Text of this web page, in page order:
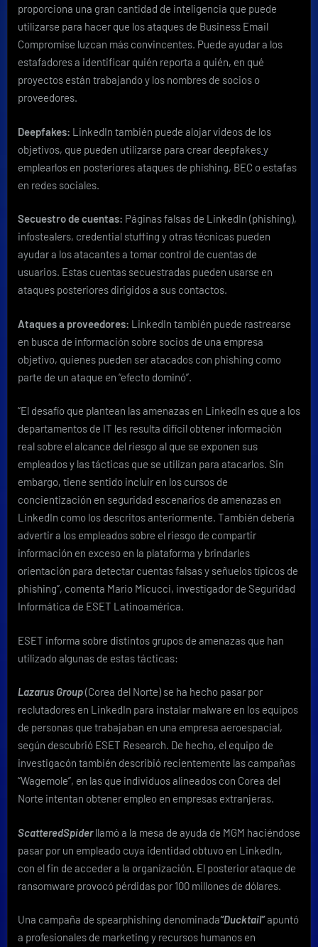
proporciona una gran cantidad de inteligencia que puede
utilizarse para hacer que los ataques de Business Email
Compromise luzcan más convincentes. Puede ayudar a los
estafadores a identificar quién reporta a quién, en qué
proyectos están trabajando y los nombres de socios o
proveedores.
Deepfakes: LinkedIn también puede alojar videos de los
objetivos, que pueden utilizarse para crear deepfakesy
emplearlos en posteriores ataques de phishing, BEC o estafas
en redes sociales.
Secuestro de cuentas: Páginas falsas de LinkedIn (phishing),
infostealers, credential stuffing y otras técnicas pueden
ayudar a los atacantes a tomar control de cuentas de
usuarios. Estas cuentas secuestradas pueden usarse en
ataques posteriores dirigidos a sus contactos.
Ataques a proveedores: LinkedIn también puede rastrearse
en busca de información sobre socios de una empresa
objetivo, quienes pueden ser atacados con phishing como
parte de un ataque en “efecto dominó”.
“El desafío que plantean las amenazas en LinkedIn es que a los
departamentos de IT les resulta difícil obtener información
real sobre el alcance del riesgo al que se exponen sus
empleados y las tácticas que se utilizan para atacarlos. Sin
embargo, tiene sentido incluir en los cursos de
concientización en seguridad escenarios de amenazas en
LinkedIn como los descritos anteriormente. También debería
advertir a los empleados sobre el riesgo de compartir
información en exceso en la plataforma y brindarles
orientación para detectar cuentas falsas y señuelos típicos de
phishing”, comenta Mario Micucci, investigador de Seguridad
Informática de ESET Latinoamérica.
ESET informa sobre distintos grupos de amenazas que han
utilizado algunas de estas tácticas:
Lazarus Group(Corea del Norte) se ha hecho pasar por
reclutadores en LinkedIn para instalar malware en los equipos
de personas que trabajaban en una empresa aeroespacial,
según descubrió ESET Research. De hecho, el equipo de
investigacón también describió recientemente las campañas
“Wagemole”, en las que individuos alineados con Corea del
Norte intentan obtener empleo en empresas extranjeras.
ScatteredSpider llamó a la mesa de ayuda de MGM haciéndose
pasar por un empleado cuya identidad obtuvo en LinkedIn,
con el fin de acceder a la organización. El posterior ataque de
ransomware provocó pérdidas por 100 millones de dólares.
Una campaña de spearphishing denominada“Ducktail”apuntó
a profesionales de marketing y recursos humanos en